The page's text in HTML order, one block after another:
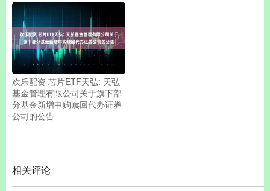
欢乐配资 芯片ETF天弘: 天弘
基金管理有限公司关于旗下部
分基金新增申购赎回代办证券
公司的公告
相关评论